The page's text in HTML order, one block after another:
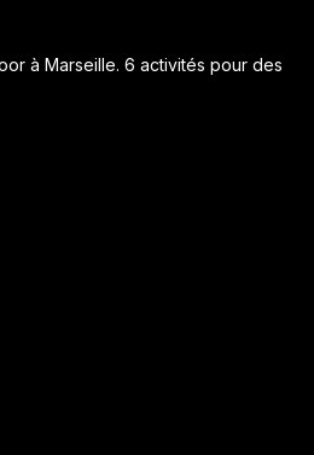
à Marseille. 6 activités pour des